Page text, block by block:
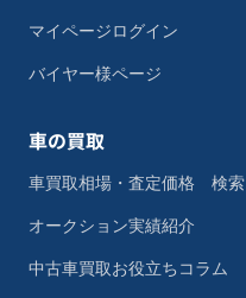
マイページログイン
バイヤー様ページ
車の買取
車買取相場・査定価格 検索
オークション実績紹介
中古車買取お役立ちコラム